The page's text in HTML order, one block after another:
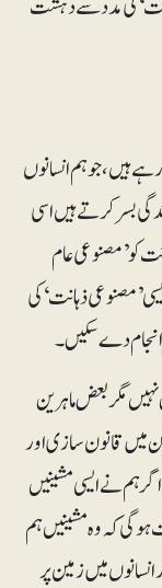
ہیں، جو ہم انسانوں
بسر کرتے ہیں اسی
کو ’مصنوعی عام
’مصنوعی ذہانت‘ کی
دے سکیں۔
مگر بعض ماہرین
میں قانون سازی اور
ہم نے ایسی مشینیں
ہوگی کہ وہ مشینیں ہم
میں زمین پر